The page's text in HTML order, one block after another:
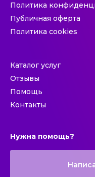
Политика
Публичная оферта
Политика cookies
Каталог услуг
Отзывы
Помощь
Контакты
Нужна помощь?